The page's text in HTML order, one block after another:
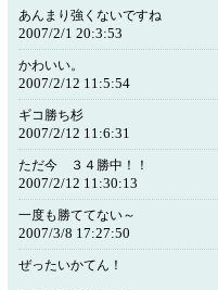
あんまり強くないですね
2007/2/1 20:3:53
かわいい。
2007/2/12 11:5:54
ギコ勝ち杉
2007/2/12 11:6:31
ただ今 ３４勝中！！
2007/2/12 11:30:13
一度も勝ててない～
2007/3/8 17:27:50
ぜったいかてん！